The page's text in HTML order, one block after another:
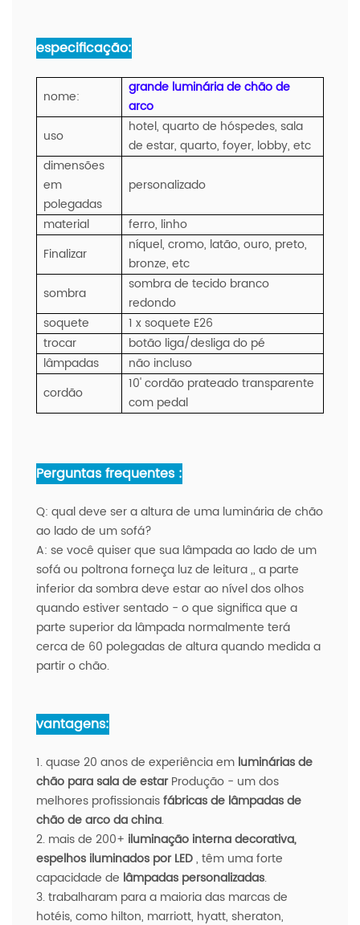
especificação:
nome:
grande luminária de chão de
arco
uso
hotel, quarto de hóspedes, sala
de estar, quarto, foyer, lobby, etc
dimensões
em
polegadas
personalizado
material
ferro, linho
Finalizar
níquel, cromo, latão, ouro, preto,
bronze, etc
sombra
sombra de tecido branco
redondo
soquete
1 x soquete E26
trocar
botão liga/desliga do pé
lâmpadas
não incluso
cordão
10' cordão prateado transparente
com pedal
Perguntas frequentes :
Q: qual deve ser a altura de uma luminária de chão
ao lado de um sofá?
A: se você quiser que sua lâmpada ao lado de um
sofá ou poltrona forneça luz de leitura ,, a parte
inferior da sombra deve estar ao nível dos olhos
quando estiver sentado - o que significa que a
parte superior da lâmpada normalmente terá
cerca de 60 polegadas de altura quando medida a
partir o chão.
vantagens:
1. quase 20 anos de experiência em luminárias de
chão para sala de estarProdução - um dos
melhores profissionaisfábricas de lâmpadas de
chão de arco da china.
2. mais de 200+ iluminação interna decorativa,
espelhos iluminados por LED, têm uma forte
capacidade de lâmpadas personalizadas.
3. trabalharam para a maioria das marcas de
hotéis, como hilton, marriott, hyatt, sheraton,